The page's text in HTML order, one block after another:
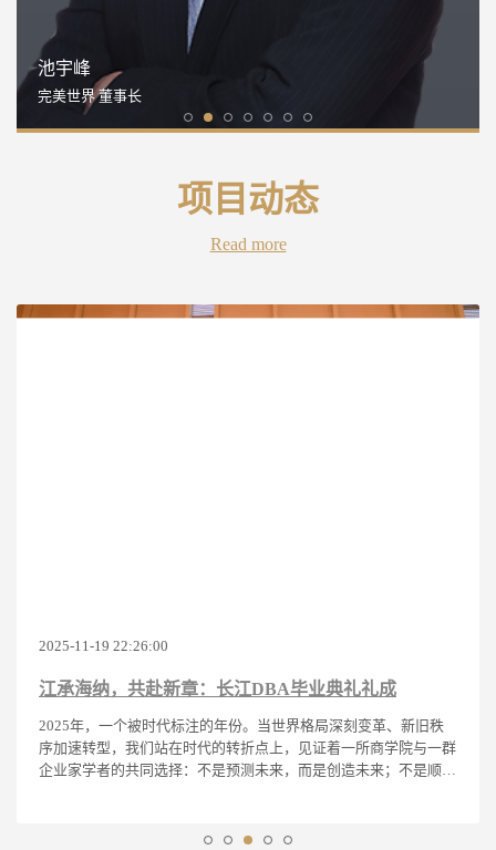
池宇峰
完美世界 董事长
项目动态
Read more
2025-11-19 22:26:00
江承海纳，共赴新章：长江DBA毕业典礼礼成
2025年，一个被时代标注的年份。当世界格局深刻变革、新旧秩
序加速转型，我们站在时代的转折点上，见证着一所商学院与一群
企业家学者的共同选择：不是预测未来，而是创造未来；不是顺应